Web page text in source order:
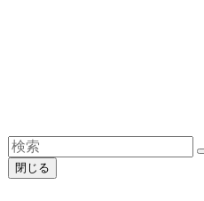
閉じる